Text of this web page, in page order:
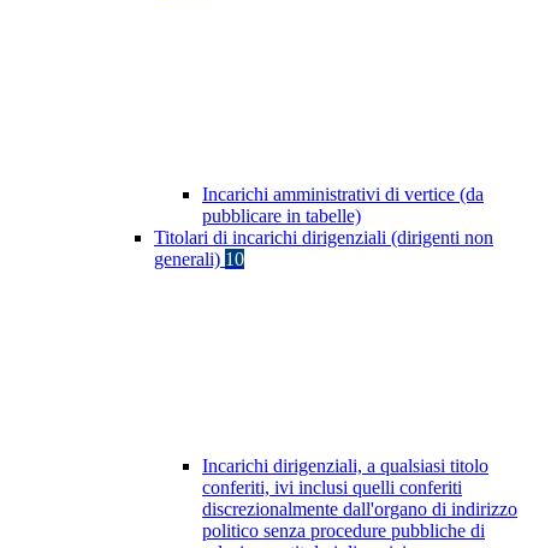
Incarichi amministrativi di vertice (da
pubblicare in tabelle)
Titolari di incarichi dirigenziali (dirigenti non
generali) 10
Incarichi dirigenziali, a qualsiasi titolo
conferiti, ivi inclusi quelli conferiti
discrezionalmente dall'organo di indirizzo
politico senza procedure pubbliche di